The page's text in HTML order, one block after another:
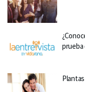
prueba